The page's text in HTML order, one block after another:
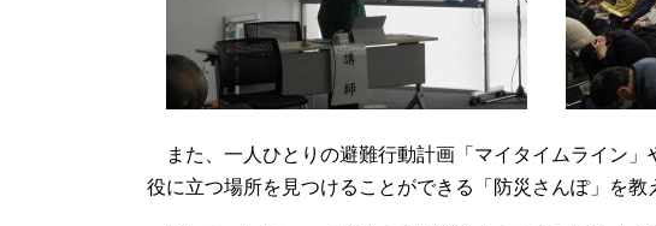
また、一人ひとりの避難行動計画「マイタイムライン
役に立つ場所を見つけることができる「防災さんぽ」を教